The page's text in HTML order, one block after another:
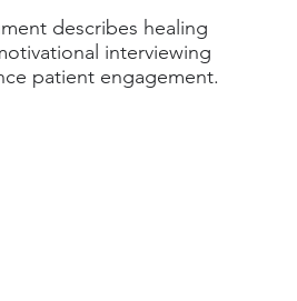
describes healing
interviewing
patient engagement.